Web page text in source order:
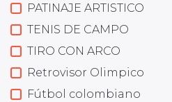
PATINAJE ARTISTICO
TENIS DE CAMPO
TIRO CON ARCO
Retrovisor Olimpico
Fútbol colombiano